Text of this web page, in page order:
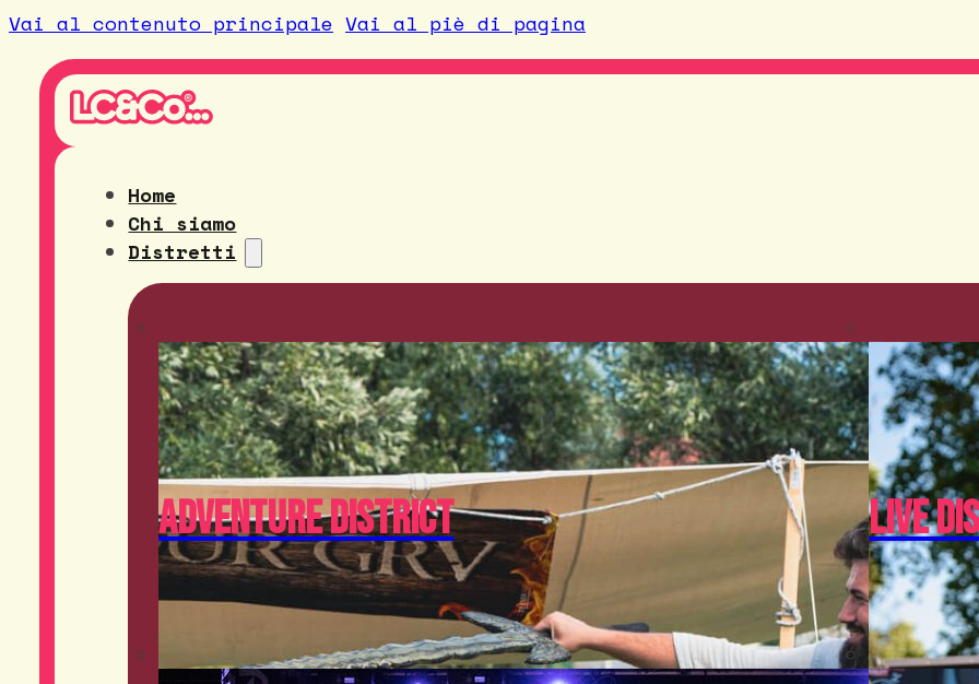
Vai al contenuto principale Vai al piè di pagina
Home
Chi siamo
Distretti
Adventure District Live